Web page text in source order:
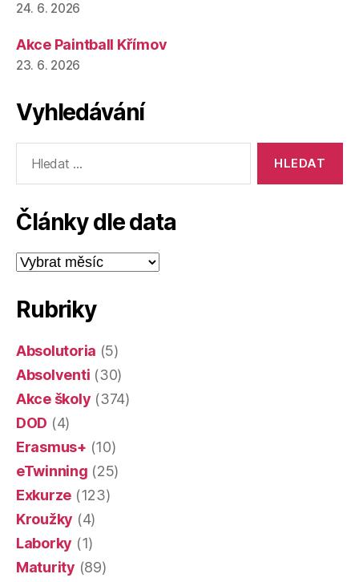
24. 6. 2026
Akce Paintball Křímov
23. 6. 2026
Vyhledávání
vyhledávání:
Články dle data
Články
dle
Rubriky
Absolutoria (5)
Absolventi (30)
Akce školy (374)
DOD (4)
Erasmus+ (10)
eTwinning (25)
Exkurze (123)
Kroužky (4)
Laborky (1)
Maturity (89)